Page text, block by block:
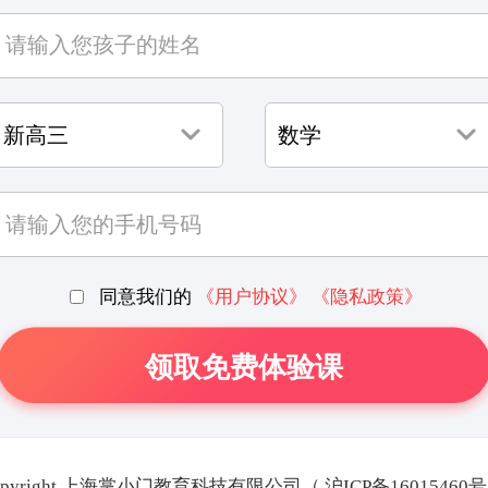
同意我们的 《用户协议》 《隐私政策》